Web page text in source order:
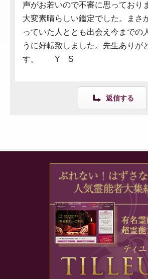
声がお若いので不審に思っており
大変素晴らしい鑑定でした。まさ
っていた人ととも出会え今までの
うに好転致しました。先生ありが
す。 Y S
返信する